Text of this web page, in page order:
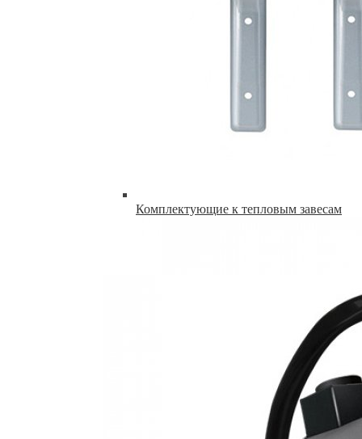
Комплектующие к тепловым завесам